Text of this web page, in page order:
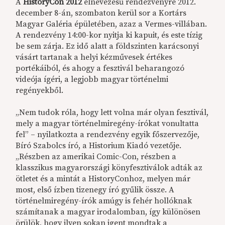
december 8-án, szombaton kerül sor a Kortárs
Magyar Galéria épületében, azaz a Vermes-villában.
A rendezvény 14:00-kor nyitja ki kapuit, és este tízig
be sem zárja. Ez idő alatt a földszinten karácsonyi
vásárt tartanak a helyi kézművesek értékes
portékáiból, és ahogy a fesztivál beharangozó
videója ígéri, a legjobb magyar történelmi
regényekből.
„Nem tudok róla, hogy lett volna már olyan fesztivál,
mely a magyar történelmiregény-írókat vonultatta
fel” – nyilatkozta a rendezvény egyik főszervezője,
Bíró Szabolcs író, a Historium Kiadó vezetője.
„Részben az amerikai Comic-Con, részben a
klasszikus magyarországi könyfesztiválok adták az
ötletet és a mintát a HistoryConhoz, melyen már
most, első ízben tizenegy író gyűlik össze. A
történelmiregény-írók amúgy is fehér hollóknak
számítanak a magyar irodalomban, így különösen
örülök, hogy ilyen sokan igent mondtak a